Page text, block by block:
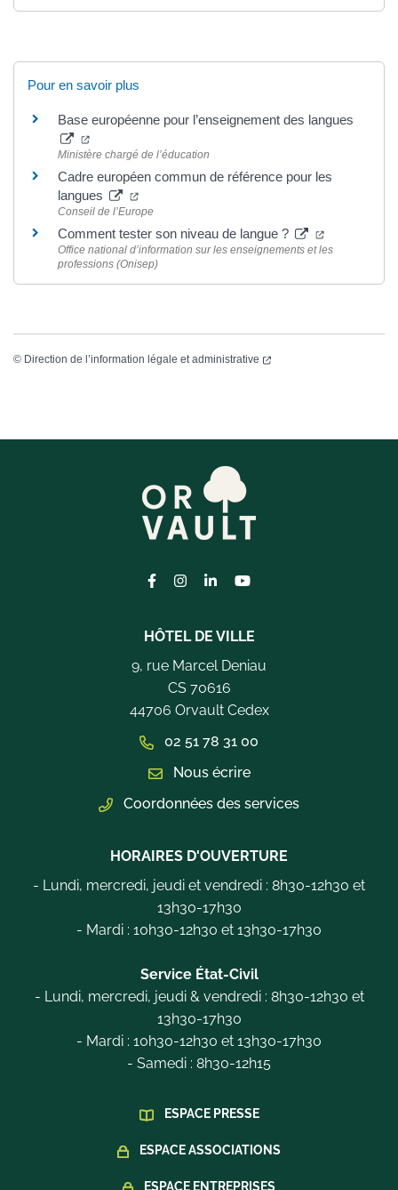
Pour en savoir plus
Base européenne pour l’enseignement des langues
Ministère chargé de l’éducation
Cadre européen commun de référence pour les
langues
Conseil de l’Europe
Comment tester son niveau de langue ?
Office national d’information sur les enseignements et les
professions (Onisep)
© Direction de l’information légale et administrative
Lien vers le compte Facebook
Lien vers le compte Instagram
Lien vers le compte Linkedin
Lien vers la chaîne
HÔTEL DE VILLE
9, rue Marcel Deniau
CS 70616
44706 Orvault Cedex
02 51 78 31 00
Nous écrire
Coordonnées des services
HORAIRES D'OUVERTURE
- Lundi, mercredi, jeudi et vendredi : 8h30-12h30 et
13h30-17h30
- Mardi : 10h30-12h30 et 13h30-17h30
Service État-Civil
- Lundi, mercredi, jeudi & vendredi : 8h30-12h30 et
13h30-17h30
- Mardi : 10h30-12h30 et 13h30-17h30
- Samedi : 8h30-12h15
ESPACE PRESSE
ESPACE ASSOCIATIONS
ESPACE ENTREPRISES